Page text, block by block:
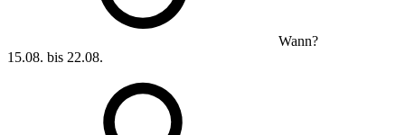
Wann?
15.08. bis 22.08.